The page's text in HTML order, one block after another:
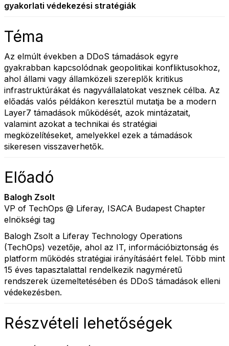
gyakorlati védekezési stratégiák
Téma
Az elmúlt években a DDoS támadások egyre
gyakrabban kapcsolódnak geopolitikai konfliktusokhoz,
ahol állami vagy államközeli szereplők kritikus
infrastruktúrákat és nagyvállalatokat vesznek célba. Az
előadás valós példákon keresztül mutatja be a modern
Layer7 támadások működését, azok mintázatait,
valamint azokat a technikai és stratégiai
megközelítéseket, amelyekkel ezek a támadások
sikeresen visszaverhetők.
Előadó
Balogh Zsolt
VP of TechOps @ Liferay, ISACA Budapest Chapter
elnökségi tag
Balogh Zsolt a Liferay Technology Operations
(TechOps) vezetője, ahol az IT, információbiztonság és
platform működés stratégiai irányításáért felel. Több mint
15 éves tapasztalattal rendelkezik nagyméretű
rendszerek üzemeltetésében és DDoS támadások elleni
védekezésben.
Részvételi lehetőségek